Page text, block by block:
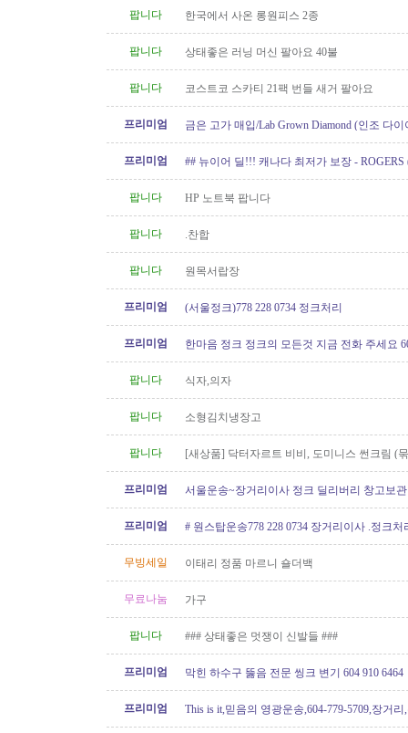
팝니다
한국에서 사온 롱원피스 2종
팝니다 상태좋은 러닝 머신 팔아요 40불
팝니다 코스트코 스카티 21팩 번들 새거 팔아요
프리미엄
금은 고가 매입/Lab Grown Diamond (인조 다
프리미엄
## 뉴이어 딜!!! 캐나다 최저가 보장 - ROGERS
팝니다
HP 노트북 팝니다
팝니다 .찬합
팝니다 원목서랍장
프리미엄 (서울정크)778 228 0734 정크처리
프리미엄 한마음 정크 정크의 모든것 지금 전화 주세요
팝니다 식자,의자
팝니다 소형김치냉장고
팝니다
[새상품] 닥터자르트 비비, 도미니스 썬크림 (
프리미엄
서울운송~장거리이사 정크 딜리버리 창고보관
프리미엄
# 원스탑운송778 228 0734 장거리이사 .정크처
무빙세일 이태리 정품 마르니 숄더백
무료나눔 가구
팝니다 ### 상태좋은 멋쟁이 신발들 ###
프리미엄 막힌 하수구 뚫음 전문 씽크 변기 604 910 6464
프리미엄 This is it,믿음의 영광운송,604-779-5709,장거리